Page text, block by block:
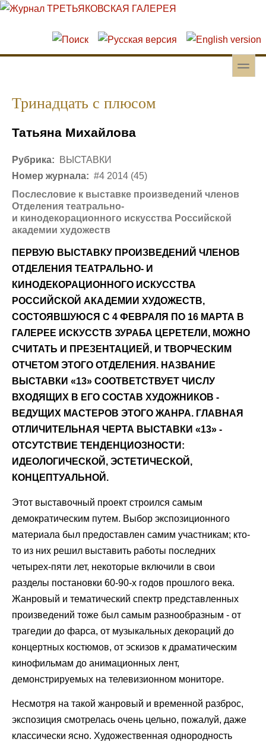
Перейти к основному содержанию
Skip to search
toggle
Тринадцать с плюсом
Татьяна Михайлова
Рубрика:
ВЫСТАВКИ
Номер журнала: #4 2014 (45)
Послесловие к выставке произведений членов
Отделения театрально-
и кинодекорационного искусства Российской
академии художеств
ПЕРВУЮ ВЫСТАВКУ ПРОИЗВЕДЕНИЙ ЧЛЕНОВ
ОТДЕЛЕНИЯ ТЕАТРАЛЬНО- И
КИНОДЕКОРАЦИОННОГО ИСКУССТВА
РОССИЙСКОЙ АКАДЕМИИ ХУДОЖЕСТВ,
СОСТОЯВШУЮСЯ С 4 ФЕВРАЛЯ ПО 16 МАРТА В
ГАЛЕРЕЕ ИСКУССТВ ЗУРАБА ЦЕРЕТЕЛИ, МОЖНО
СЧИТАТЬ И ПРЕЗЕНТАЦИЕЙ, И ТВОРЧЕСКИМ
ОТЧЕТОМ ЭТОГО ОТДЕЛЕНИЯ. НАЗВАНИЕ
ВЫСТАВКИ «13» СООТВЕТСТВУЕТ ЧИСЛУ
ВХОДЯЩИХ В ЕГО СОСТАВ ХУДОЖНИКОВ -
ВЕДУЩИХ МАСТЕРОВ ЭТОГО ЖАНРА. ГЛАВНАЯ
ОТЛИЧИТЕЛЬНАЯ ЧЕРТА ВЫСТАВКИ «13» -
ОТСУТСТВИЕ ТЕНДЕНЦИОЗНОСТИ:
ИДЕОЛОГИЧЕСКОЙ, ЭСТЕТИЧЕСКОЙ,
КОНЦЕПТУАЛЬНОЙ.
Этот выставочный проект строился самым
демократическим путем. Выбор экспозиционного
материала был предоставлен самим участникам; кто-
то из них решил выставить работы последних
четырех-пяти лет, некоторые включили в свои
разделы постановки 60-90-х годов прошлого века.
Жанровый и тематический спектр представленных
произведений тоже был самым разнообразным - от
трагедии до фарса, от музыкальных декораций до
концертных костюмов, от эскизов к драматическим
кинофильмам до анимационных лент,
демонстрируемых на телевизионном мониторе.
Несмотря на такой жанровый и временной разброс,
экспозиция смотрелась очень цельно, пожалуй, даже
классически ясно. Художественная однородность